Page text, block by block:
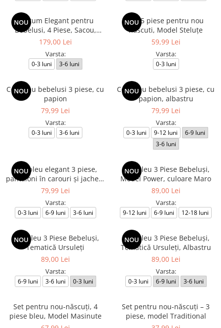
NOU
Costum Elegant pentru
Bebelusi, 4 Piese, Sacou,
Pantaloni, Camasa Alba si
Deschis
179,00 Lei
Varsta:
0-3 luni 3-6 luni
NOU
Set 5 piese pentru nou
nascuti, Model Steluțe
59,99 Lei
Varsta:
0-3 luni
NOU
Compleu bebelusi 3 piese, cu
papion
79,99 Lei
Varsta:
0-3 luni 3-6 luni
NOU
Compleu bebelusi 3 piese, cu
papion, albastru
79,99 Lei
Varsta:
0-3 luni 9-12 luni
6-9 luni
3-6 luni
NOU
Compleu elegant 3 piese,
pantaloni în carouri și jachetă
cu papion, albastru
79,99 Lei
Varsta:
0-3 luni 6-9 luni 3-6 luni
NOU
Compleu 3 Piese Bebeluși,
Model Power, culoare Maro
89,00 Lei
Varsta:
9-12 luni 6-9 luni 12-18 luni
NOU
Compleu 3 Piese Bebeluși,
Tematică Ursuleți
89,00 Lei
Varsta:
6-9 luni 3-6 luni 0-3 luni
NOU
Compleu 3 Piese Bebeluși,
Tematică Ursuleți, Albastru
89,00 Lei
Varsta:
0-3 luni 6-9 luni 3-6 luni
Set pentru nou-născuți, 4
piese bleu, Model Masinute
Set pentru nou-născuți – 3
piese, model Traditional